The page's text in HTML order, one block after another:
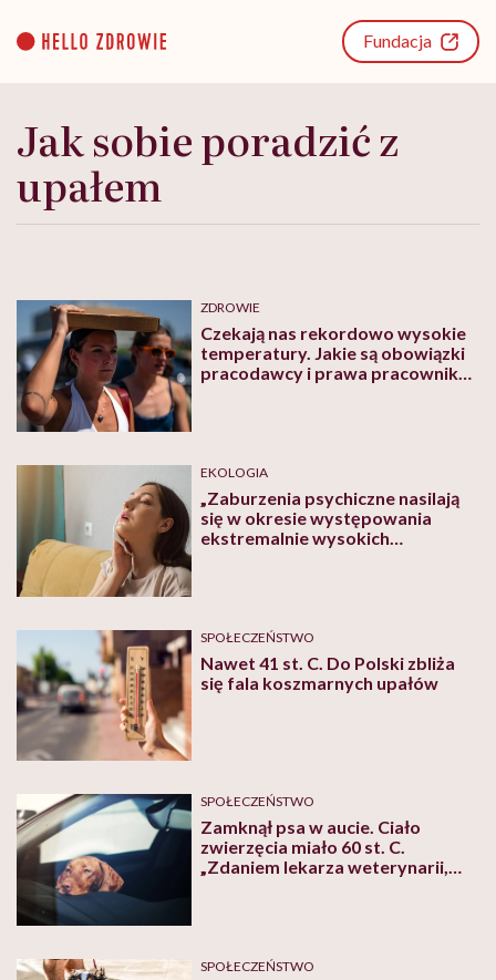
content
Fundacja
Jak sobie poradzić z
upałem
ZDROWIE
Czekają nas rekordowo wysokie
temperatury. Jakie są obowiązki
pracodawcy i prawa pracownika
EKOLOGIA
„Zaburzenia psychiczne nasilają
się w okresie występowania
ekstremalnie wysokich
SPOŁECZEŃSTWO
Nawet 41 st. C. Do Polski zbliża
się fala koszmarnych upałów
SPOŁECZEŃSTWO
Zamknął psa w aucie. Ciało
zwierzęcia miało 60 st. C.
„Zdaniem lekarza weterynarii,
SPOŁECZEŃSTWO